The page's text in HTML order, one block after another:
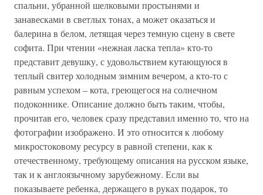
спальни, убранной шелковыми простынями и
занавесками в светлых тонах, а может оказаться и
балерина в белом, летящая через темную сцену в свете
софита. При чтении «нежная ласка тепла» кто-то
представит девушку, с удовольствием кутающуюся в
теплый свитер холодным зимним вечером, а кто-то с
равным успехом – кота, греющегося на солнечном
подоконнике. Описание должно быть таким, чтобы,
прочитав его, человек сразу представил именно то, что на
фотографии изображено. И это относится к любому
микростоковому ресурсу в равной степени, как к
отечественному, требующему описания на русском языке,
так и к англоязычному зарубежному. Если вы
показываете ребенка, держащего в руках подарок, то